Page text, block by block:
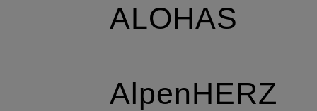
ALOHAS
AlpenHERZ